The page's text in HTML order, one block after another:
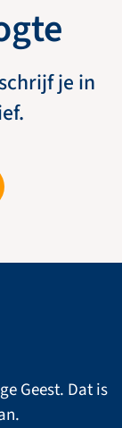
je in
Geest. Dat is